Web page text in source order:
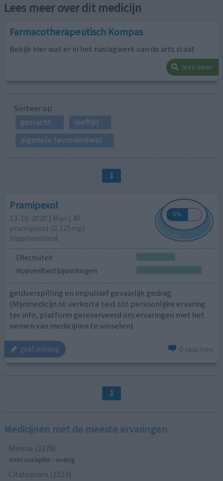
Lees meer over dit medicijn
Farmacotherapeutisch Kompas
Bekijk hier wat er in het naslagwerk van de arts staat
lees meer
Sorteer op
geslacht
leeftijd
algehele tevredenheid
1
Pramipexol
13-10-2020 | Man | 47
pramipexol (0,125mg)
Slapeloosheid
Effectiviteit
Hoeveelheid bijwerkingen
geldverspilling en impulsief gevaarlijk gedrag.
(Mijnmedicijn.nl: verkorte text tot persoonlijke ervaring .
ter info, platform gereserveerd om ervaringen met het
nemen van medicijnen te wisselen)
geef mening 0 reacties
1
Medicijnen met de meeste ervaringen
Mirena (2378)
Anticonceptie - overig
Citalopram (1513)